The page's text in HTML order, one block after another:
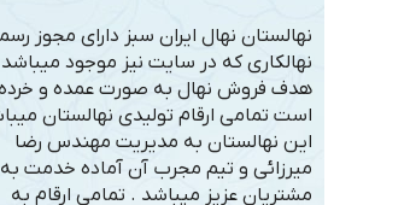
نهالستان نهال ایران سبز دارای مجوز
نهالکاری که در سایت نیز موجود میباشد
هدف فروش نهال به صورت عمده و
است تمامی ارقام تولیدی نهالستان
این نهالستان به مدیریت مهندس رضا
میرزائی و تیم مجرب آن آماده خدمت به
مشتریان عزیز میباشد . تمامی ارقام به